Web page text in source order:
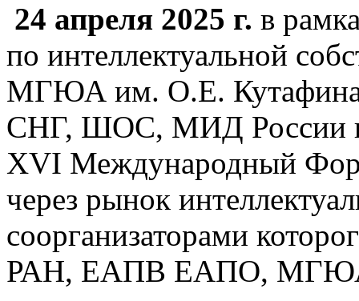
24 апреля 2025 г. в
по интеллектуальной
МГЮА им. О.Е.
СНГ, ШОС, МИД России и
XVI Международный
через рынок
соорганизаторами
РАН, ЕАПВ ЕАПО, МГЮА